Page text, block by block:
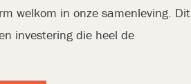
welkom in onze samenleving. Dit
investering die heel de